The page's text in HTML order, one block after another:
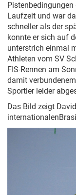
Laufzeit und war
schneller als der
konnte er sich auf
unterstrich einmal
Athleten vom SV
FIS-Rennen am
damit
Sportler leider
Das Bild zeigt